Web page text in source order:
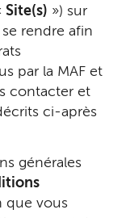
Site(s) ») sur
rendre afin
par la MAF et
contacter et
ci-après
générales
que vous